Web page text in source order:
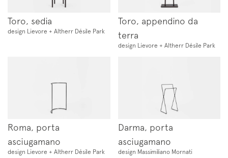
Toro, sedia
design Lievore + Altherr Désile Park
Toro, appendino da
terra
design Lievore + Altherr Désile Park
Roma, porta
asciugamano
design Lievore + Altherr Désile Park
Darma, porta
asciugamano
design Massimiliano Mornati